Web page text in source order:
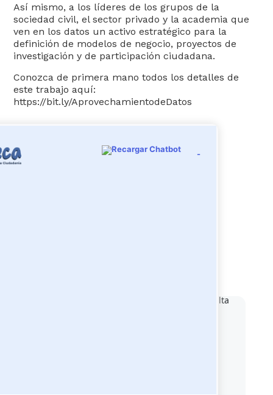
-
Así mismo, a los líderes de los grupos de la
sociedad civil, el sector privado y la academia que
ven en los datos un activo estratégico para la
definición de modelos de negocio, proyectos de
investigación y de participación ciudadana.
Conozca de primera mano todos los detalles de
este trabajo aquí:
https://bit.ly/AprovechamientodeDatos